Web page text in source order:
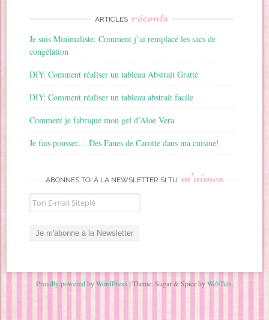
ARTICLES récents
Je suis Minimaliste: Comment j’ai remplacé les sacs de
congélation
DIY: Comment réaliser un tableau Abstrait Gratté
DIY: Comment réaliser un tableau abstrait facile
Comment je fabrique mon gel d’Aloe Vera
Je fais pousser… Des Fanes de Carotte dans ma cuisine!
ABONNES TOI À LA NEWSLETTER SI TU m’aimes
Proudly powered by WordPress |Theme: Sugar & Spice byWebTuts.